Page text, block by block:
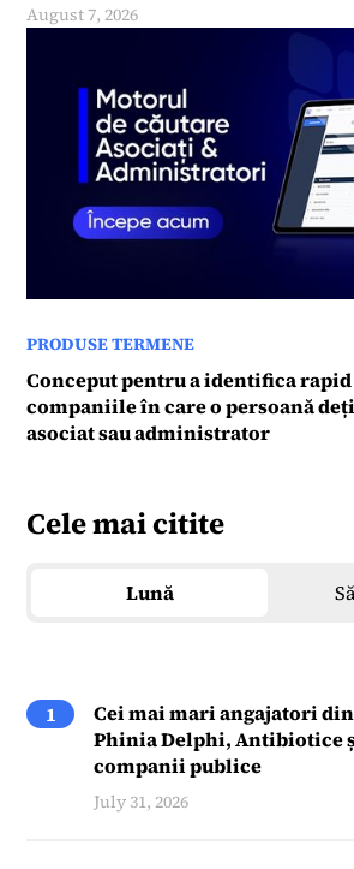
August 7, 2026
PRODUSE TERMENE
Conceput pentru a identifica
companiile în care o persoană
asociat sau administrator
Cele mai citite
Lună
1
Cei mai mari angajatori
Phinia Delphi, Antibiotice
companii publice
July 31, 2026